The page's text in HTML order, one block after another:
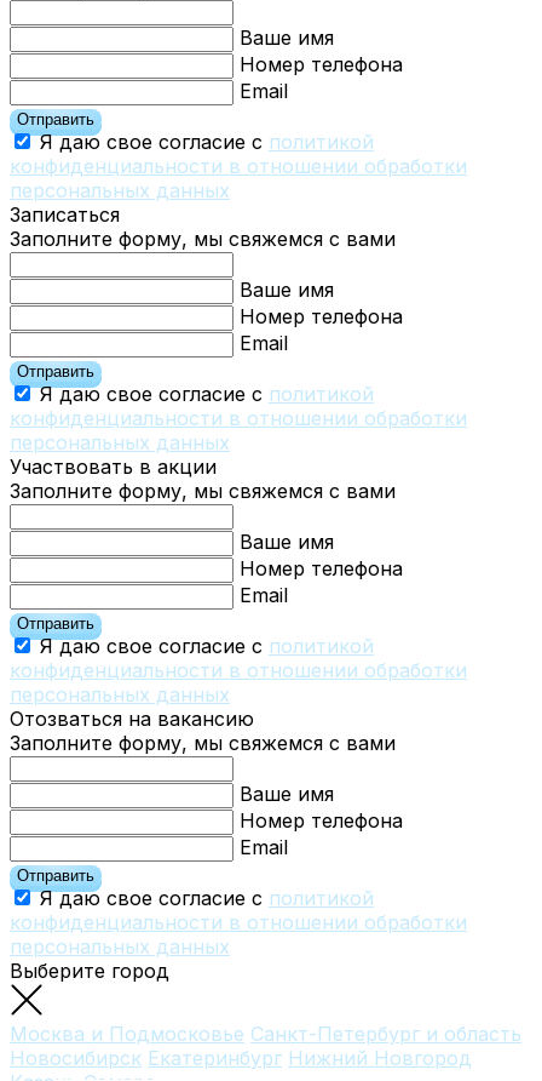
Ваше имя
Номер телефона
Email
Отправить
Я даю свое согласие с политикой
конфиденциальности в отношении обработки
персональных данных
Записаться
Заполните форму, мы свяжемся с вами
Ваше имя
Номер телефона
Email
Отправить
Я даю свое согласие с политикой
конфиденциальности в отношении обработки
персональных данных
Участвовать в акции
Заполните форму, мы свяжемся с вами
Ваше имя
Номер телефона
Email
Отправить
Я даю свое согласие с политикой
конфиденциальности в отношении обработки
персональных данных
Отозваться на вакансию
Заполните форму, мы свяжемся с вами
Ваше имя
Номер телефона
Email
Отправить
Я даю свое согласие с политикой
конфиденциальности в отношении обработки
персональных данных
Выберите город
Москва и Подмосковье Санкт-Петербург и область
Новосибирск Екатеринбург Нижний Новгород